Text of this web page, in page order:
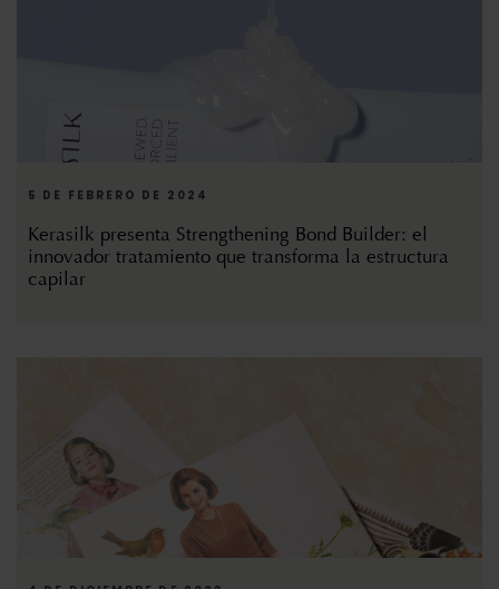
5 DE FEBRERO DE 2024
Kerasilk presenta Strengthening Bond Builder: el
innovador tratamiento que transforma la estructura
capilar